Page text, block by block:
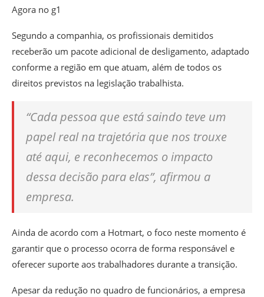
Agora no g1
Segundo a companhia, os profissionais demitidos
receberão um pacote adicional de desligamento, adaptado
conforme a região em que atuam, além de todos os
direitos previstos na legislação trabalhista.
“Cada pessoa que está saindo teve um
papel real na trajetória que nos trouxe
até aqui, e reconhecemos o impacto
dessa decisão para elas”, afirmou a
empresa.
Ainda de acordo com a Hotmart, o foco neste momento é
garantir que o processo ocorra de forma responsável e
oferecer suporte aos trabalhadores durante a transição.
Apesar da redução no quadro de funcionários, a empresa